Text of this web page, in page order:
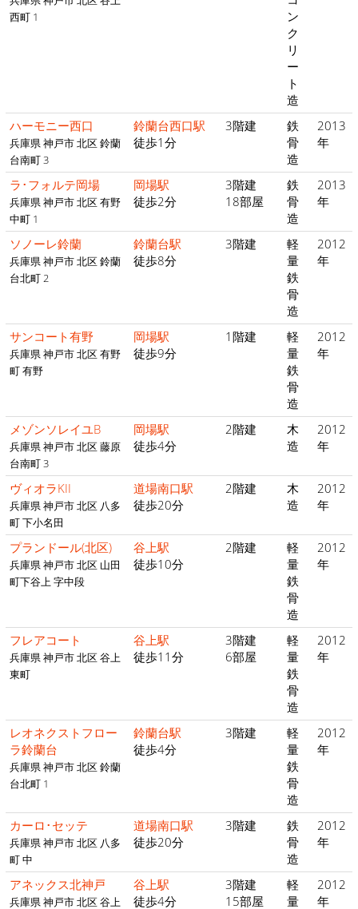
西町 1
ン
ク
リ
ー
ト
造
ハーモニー西口
兵庫県 神戸市 北区 鈴蘭
台南町 3
鈴蘭台西口駅
徒歩1分
3階建
鉄
骨
造
2013
年
ラ･フォルテ岡場
兵庫県 神戸市 北区 有野
中町 1
岡場駅
徒歩2分
3階建
18部屋
鉄
骨
造
2013
年
ソノーレ鈴蘭
兵庫県 神戸市 北区 鈴蘭
台北町 2
鈴蘭台駅
徒歩8分
3階建
軽
量
鉄
骨
造
2012
年
サンコート有野
兵庫県 神戸市 北区 有野
町 有野
岡場駅
徒歩9分
1階建
軽
量
鉄
骨
造
2012
年
メゾンソレイユB
兵庫県 神戸市 北区 藤原
台南町 3
岡場駅
徒歩4分
2階建
木
造
2012
年
ヴィオラKII
兵庫県 神戸市 北区 八多
町 下小名田
道場南口駅
徒歩20分
2階建
木
造
2012
年
プランドール(北区)
兵庫県 神戸市 北区 山田
町下谷上 字中段
谷上駅
徒歩10分
2階建
軽
量
鉄
骨
造
2012
年
フレアコート
兵庫県 神戸市 北区 谷上
東町
谷上駅
徒歩11分
3階建
6部屋
軽
量
鉄
骨
造
2012
年
レオネクストフロー
ラ鈴蘭台
兵庫県 神戸市 北区 鈴蘭
台北町 1
鈴蘭台駅
徒歩4分
3階建
軽
量
鉄
骨
造
2012
年
カーロ･セッテ
兵庫県 神戸市 北区 八多
町 中
道場南口駅
徒歩20分
3階建
鉄
骨
造
2012
年
アネックス北神戸
兵庫県 神戸市 北区 谷上
谷上駅
徒歩4分
3階建
15部屋
軽
量
2012
年